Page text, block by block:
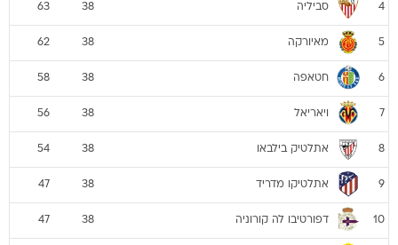
4 סביליה 38
63
5 מאיורקה 38
62
6 חטאפה 38
58
7 ויאריאל 38
56
8 אתלטיק בילבאו 38
54
9 אתלטיקו מדריד 38
47
10 דפורטיבו לה קורוניה 38
47